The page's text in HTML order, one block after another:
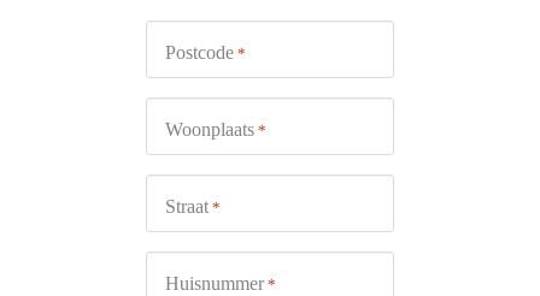
Postcode *
Woonplaats *
Straat *
Huisnummer *